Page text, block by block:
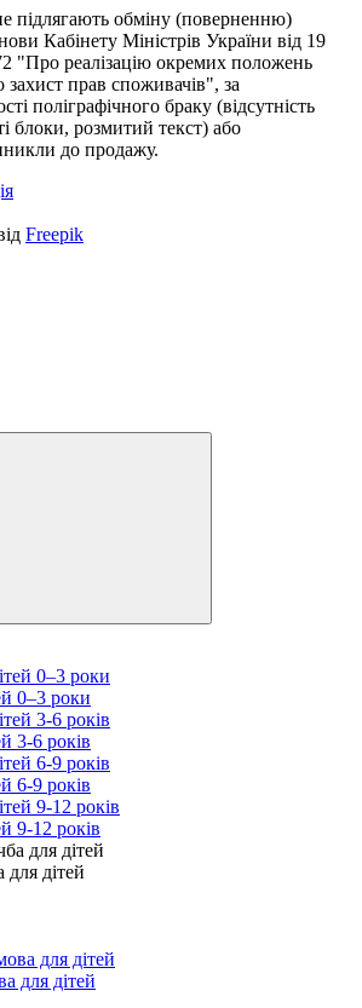
підлягають обміну (поверненню)
Кабінету Міністрів України від 19
"Про реалізацію окремих положень
прав споживачів", за
поліграфічного браку (відсутність
блоки, розмитий текст) або
до продажу.
Freepik
0–3 роки
3-6 років
6-9 років
9-12 років
для дітей
для дітей